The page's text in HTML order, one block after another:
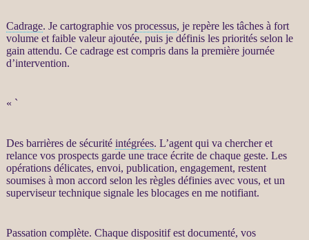
Cadrage. Je cartographie vos processus, je repère les tâches à fort
volume et faible valeur ajoutée, puis je définis les priorités selon le
gain attendu. Ce cadrageest compris dans la première journée
d’intervention.
« `
Des barrières de sécurité intégrées. L’agentqui va chercher et
relancevos prospectsgarde une trace écrite de chaque geste. Les
opérations délicates, envoi, publication, engagement, restent
soumises à mon accord selon les règles définies avec vous, et un
superviseur technique signale les blocages en me notifiant.
Passation complète. Chaque dispositif est documenté, vos